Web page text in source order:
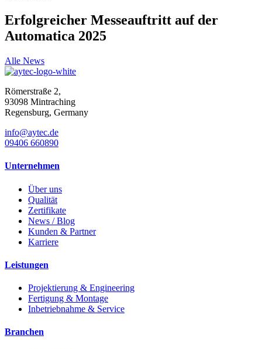
Erfolgreicher Messeauftritt auf der
Automatica 2025
Alle News
Römerstraße 2,
93098 Mintraching
Regensburg, Germany
info@aytec.de
09406 660890
Unternehmen
Über uns
Qualität
Zertifikate
News / Blog
Kunden & Partner
Karriere
Leistungen
Projektierung & Engineering
Fertigung & Montage
Inbetriebnahme & Service
Branchen